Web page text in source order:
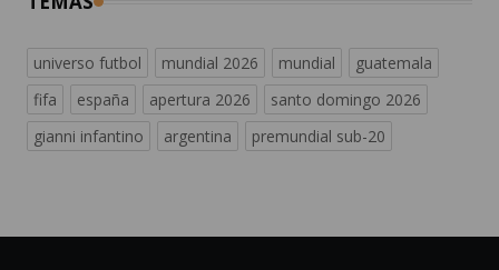
universo futbol mundial 2026 mundial
guatemala
fifa
españa apertura 2026
santo domingo 2026
gianni infantino
argentina premundial sub-20